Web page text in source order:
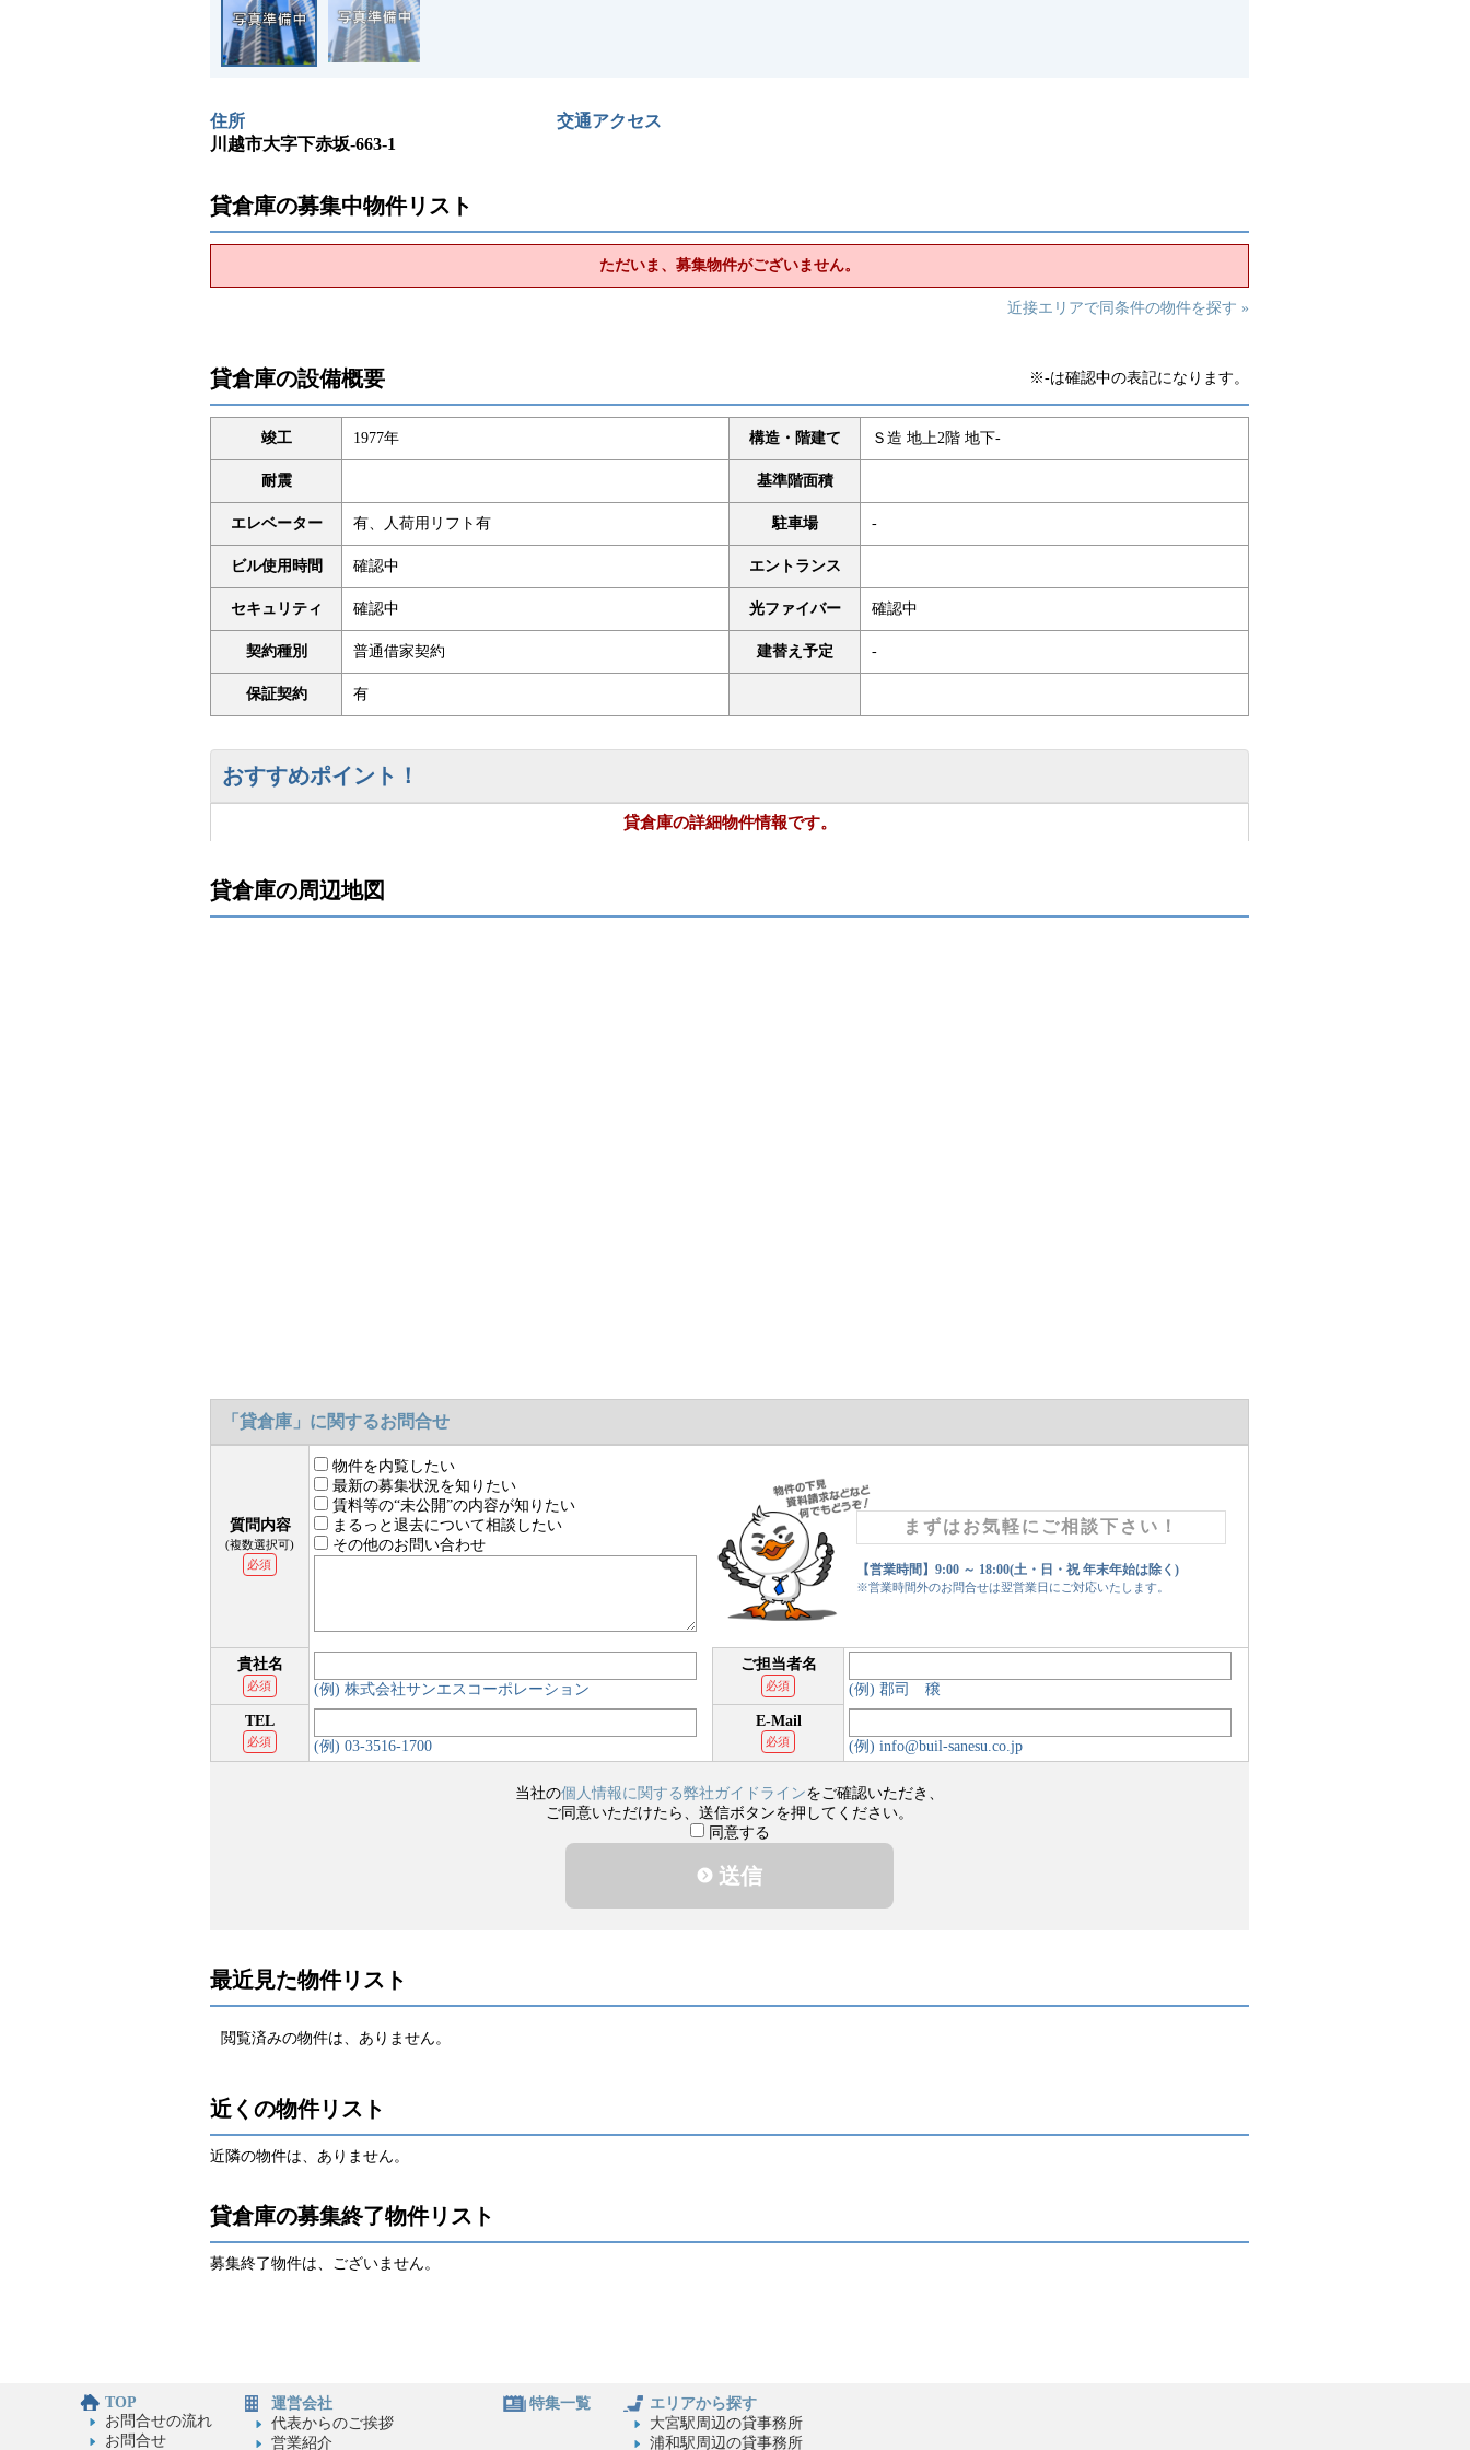
住所
川越市大字下赤坂-663-1
交通アクセス
貸倉庫の募集中物件リスト
ただいま、募集物件がございません。
近接エリアで同条件の物件を探す »
貸倉庫の設備概要 ※-は確認中の表記になります。
竣工 1977年 構造・階建て Ｓ造 地上2階 地下-
耐震 基準階面積
エレベーター 有、人荷用リフト有 駐車場 -
ビル使用時間 確認中 エントランス
セキュリティ 確認中 光ファイバー 確認中
契約種別 普通借家契約 建替え予定 -
保証契約 有
おすすめポイント！
貸倉庫の詳細物件情報です。
貸倉庫の周辺地図
「貸倉庫」に関するお問合せ
質問内容
(複数選択可)
必須
物件を内覧したい
最新の募集状況を知りたい
賃料等の“未公開”の内容が知りたい
まるっと退去について相談したい
その他のお問い合わせ
まずはお気軽にご相談下さい！
【営業時間】9:00 ～ 18:00(土・日・祝 年末年始は除く)
※営業時間外のお問合せは翌営業日にご対応いたします。
貴社名
必須 (例) 株式会社サンエスコーポレーション
ご担当者名
必須
(例) 郡司 穣
TEL
必須 (例) 03-3516-1700
E-Mail
必須 (例) info@buil-sanesu.co.jp
当社の個人情報に関する弊社ガイドラインをご確認いただき、
ご同意いただけたら、送信ボタンを押してください。
同意する
送信
最近見た物件リスト
閲覧済みの物件は、ありません。
近くの物件リスト
近隣の物件は、ありません。
貸倉庫の募集終了物件リスト
募集終了物件は、ございません。
TOP
お問合せの流れ
お問合せ
運営会社
代表からのご挨拶
営業紹介
特集一覧
エリアから探す
大宮駅周辺の貸事務所
浦和駅周辺の貸事務所